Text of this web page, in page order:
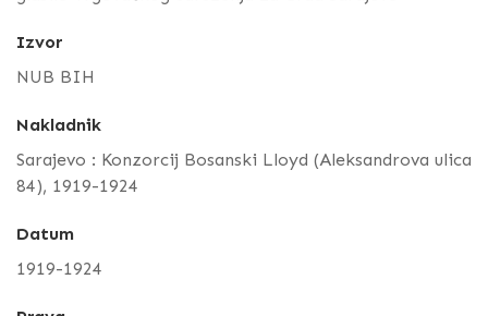
Izvor
NUB BIH
Nakladnik
Sarajevo : Konzorcij Bosanski Lloyd (Aleksandrova ulica
84), 1919-1924
Datum
1919-1924